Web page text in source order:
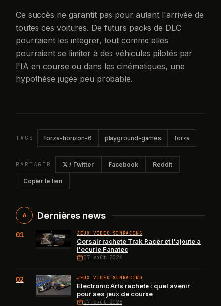
Ce succès ne garantit pas pour autant l'arrivée de
toutes ces voitures. De futurs packs de DLC
pourraient les intégrer, tout comme elles
pourraient se limiter à des véhicules pilotés par
l'IA en course ou dans les cinématiques, une
hypothèse jugée peu probable.
TAGS forza-horizon-6 playground-games forza
PARTAGER 𝕏 / Twitter Facebook Reddit
Copier le lien
A Dernières news
01 JEUX VIDÉO SIMRACING
Corsair rachete Trak Racer et l'ajoute a
l'ecurie Fanatec
07 août 2026
02 JEUX VIDÉO SIMRACING
Electronic Arts rachete : quel avenir
pour ses jeux de course
07 août 2026